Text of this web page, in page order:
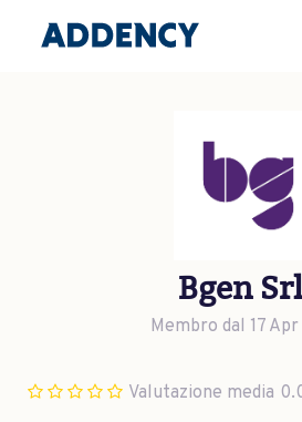
Bgen
Membro dal 17
Valutazione media